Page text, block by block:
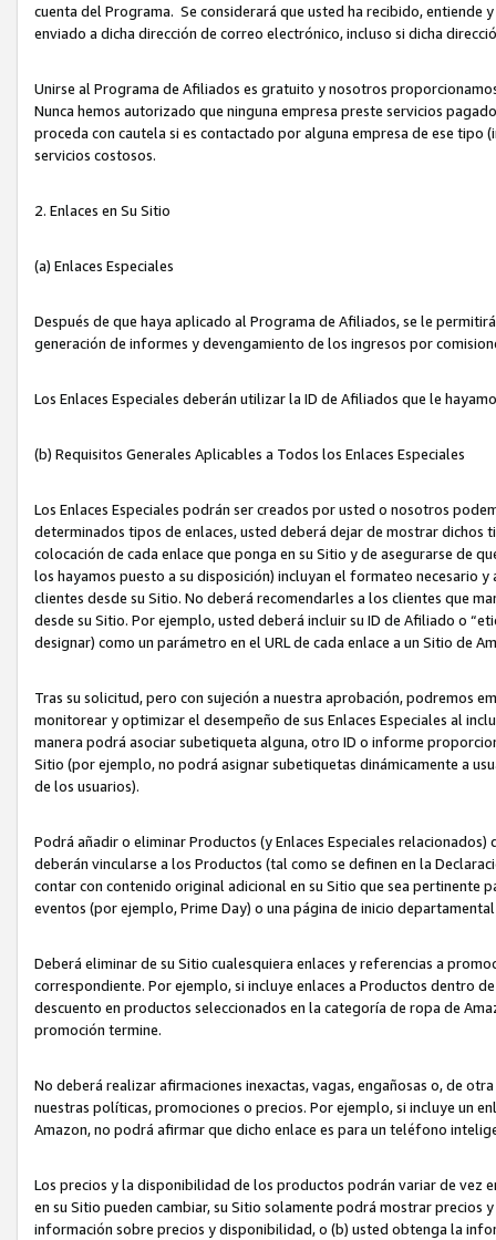
cuenta del Programa. Se considerará que usted ha recibido, entiende
enviado a dicha dirección de correo electrónico, incluso si dicha
Unirse al Programa de Afiliados es gratuito y nosotros
Nunca hemos autorizado que ninguna empresa preste servicios
proceda con cautela si es contactado por alguna empresa de ese
servicios costosos.
2. Enlaces en Su Sitio
(a) Enlaces Especiales
Después de que haya aplicado al Programa de Afiliados, se le
generación de informes y devengamiento de los ingresos por
Los Enlaces Especiales deberán utilizar la ID de Afiliados que le
(b) Requisitos Generales Aplicables a Todos los Enlaces Especiales
Los Enlaces Especiales podrán ser creados por usted o nosotros
determinados tipos de enlaces, usted deberá dejar de mostrar dichos
colocación de cada enlace que ponga en su Sitio y de asegurarse de
los hayamos puesto a su disposición) incluyan el formateo necesario
clientes desde su Sitio. No deberá recomendarles a los clientes que
desde su Sitio. Por ejemplo, usted deberá incluir su ID de Afiliado o
designar) como un parámetro en el URL de cada enlace a un Sitio de
Tras su solicitud, pero con sujeción a nuestra aprobación, podremos
monitorear y optimizar el desempeño de sus Enlaces Especiales al
manera podrá asociar subetiqueta alguna, otro ID o informe
Sitio (por ejemplo, no podrá asignar subetiquetas dinámicamente a
de los usuarios).
Podrá añadir o eliminar Productos (y Enlaces Especiales
deberán vincularse a los Productos (tal como se definen en la
contar con contenido original adicional en su Sitio que sea pertinente
eventos (por ejemplo, Prime Day) o una página de inicio
Deberá eliminar de su Sitio cualesquiera enlaces y referencias a
correspondiente. Por ejemplo, si incluye enlaces a Productos dentro
descuento en productos seleccionados en la categoría de ropa de
promoción termine.
No deberá realizar afirmaciones inexactas, vagas, engañosas o, de
nuestras políticas, promociones o precios. Por ejemplo, si incluye un
Amazon, no podrá afirmar que dicho enlace es para un teléfono
Los precios y la disponibilidad de los productos podrán variar de vez
en su Sitio pueden cambiar, su Sitio solamente podrá mostrar
información sobre precios y disponibilidad, o (b) usted obtenga la